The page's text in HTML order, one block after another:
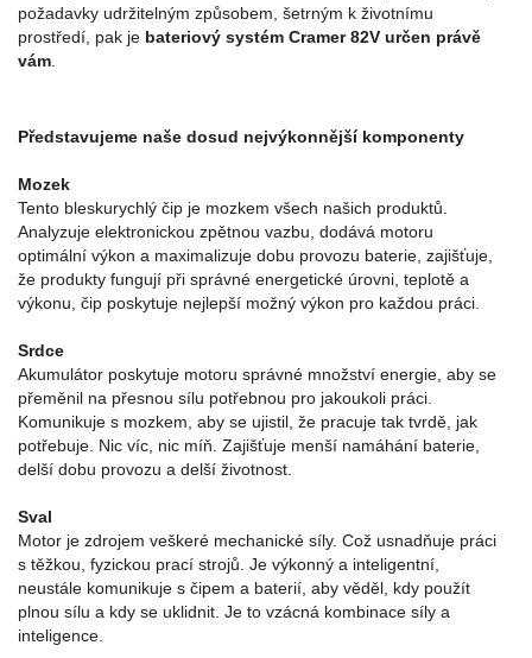
požadavky udržitelným způsobem, šetrným k životnímu
prostředí, pak je bateriový systém Cramer 82V určen právě
vám
Představujeme naše dosud nejvýkonnější komponenty
Mozek
Tento bleskurychlý čip je mozkem všech našich produktů.
Analyzuje elektronickou zpětnou vazbu, dodává motoru
optimální výkon a maximalizuje dobu provozu baterie, zajišťuje,
že produkty fungují při správné energetické úrovni, teplotě a
výkonu, čip poskytuje nejlepší možný výkon pro každou práci.
Srdce
Akumulátor poskytuje motoru správné množství energie, aby se
přeměnil na přesnou sílu potřebnou pro jakoukoli práci.
Komunikuje s mozkem, aby se ujistil, že pracuje tak tvrdě, jak
potřebuje. Nic víc, nic míň. Zajišťuje menší namáhání baterie,
delší dobu provozu a delší životnost.
Sval
Motor je zdrojem veškeré mechanické síly. Což usnadňuje práci
s těžkou, fyzickou prací strojů. Je výkonný a inteligentní,
neustále komunikuje s čipem a baterií, aby věděl, kdy použít
plnou sílu a kdy se uklidnit. Je to vzácná kombinace síly a
inteligence.